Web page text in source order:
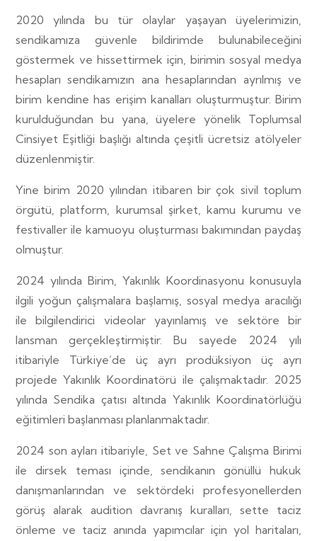
2020 yılında bu tür olaylar yaşayan üyelerimizin,
sendikamıza güvenle bildirimde bulunabileceğini
göstermek ve hissettirmek için, birimin sosyal medya
hesapları sendikamızın ana hesaplarından ayrılmış ve
birim kendine has erişim kanalları oluşturmuştur. Birim
kurulduğundan bu yana, üyelere yönelik Toplumsal
Cinsiyet Eşitliği başlığı altında çeşitli ücretsiz atölyeler
düzenlenmiştir.
Yine birim 2020 yılından itibaren bir çok sivil toplum
örgütü, platform, kurumsal şirket, kamu kurumu ve
festivaller ile kamuoyu oluşturması bakımından paydaş
olmuştur.
2024 yılında Birim, Yakınlık Koordinasyonu konusuyla
ilgili yoğun çalışmalara başlamış, sosyal medya aracılığı
ile bilgilendirici videolar yayınlamış ve sektöre bir
lansman gerçekleştirmiştir. Bu sayede 2024 yılı
itibariyle Türkiye’de üç ayrı prodüksiyon üç ayrı
projede Yakınlık Koordinatörü ile çalışmaktadır. 2025
yılında Sendika çatısı altında Yakınlık Koordinatörlüğü
eğitimleri başlanması planlanmaktadır.
2024 son ayları itibariyle, Set ve Sahne Çalışma Birimi
ile dirsek teması içinde, sendikanın gönüllü hukuk
danışmanlarından ve sektördeki profesyonellerden
görüş alarak audition davranış kuralları, sette taciz
önleme ve taciz anında yapımcılar için yol haritaları,